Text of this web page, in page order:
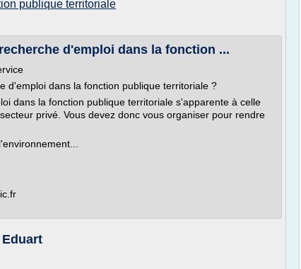
publique territoriale
d'emploi dans la fonction ...
d'emploi dans la fonction publique territoriale ?
dans la fonction publique territoriale s'apparente à celle
privé. Vous devez donc vous organiser pour rendre